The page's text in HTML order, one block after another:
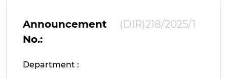
Announcement
No.:
(DIR)218/2025/1
Department :